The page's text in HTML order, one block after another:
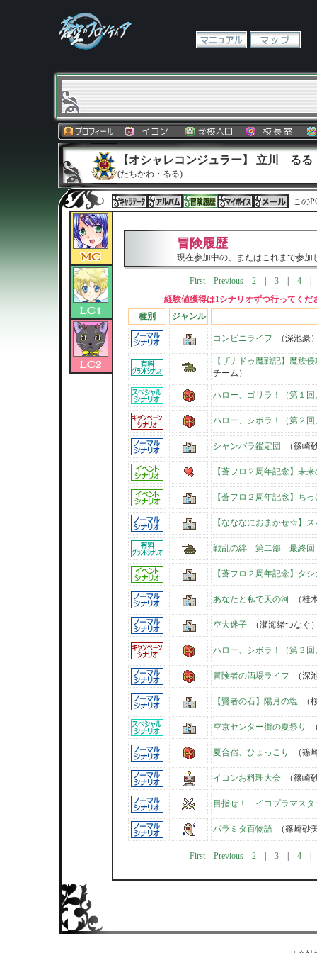
【オシャレコンジュラー】 立川 るる
(たちかわ・るる)
この
冒険履歴
現在参加中の、またはこれまで参
First Previous 2| 3| 4
経験値獲得は1シナリオずつ行ってく
種別
ジャンル
コンビニライフ （深池豪
【ザナドゥ魔戦記】魔族
チーム）
ハロー、ゴリラ！（第１
ハロー、シボラ！（第２
シャンバラ鑑定団 （篠崎
【蒼フロ２周年記念】未
【蒼フロ２周年記念】ち
【なななにおまかせ☆】
戦乱の絆 第二部 最終回
【蒼フロ２周年記念】タ
あなたと私で天の河 （桂
空大迷子 （瀬海緒つなぐ
ハロー、シボラ！（第３
冒険者の酒場ライフ （深
【賢者の石】陽月の塩 （
空京センター街の夏祭り
夏合宿、ひょっこり （篠
イコンお料理大会 （篠崎
目指せ！ イコプラマスタ
パラミタ百物語 （篠崎砂
First Previous 2| 3| 4